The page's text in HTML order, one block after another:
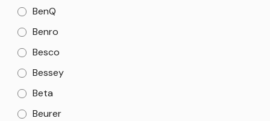
BenQ
Benro
Besco
Bessey
Beta
Beurer